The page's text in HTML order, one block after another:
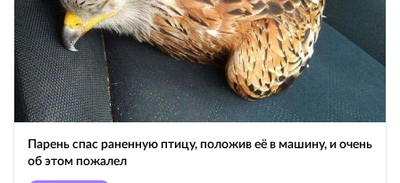
Парень спас раненную птицу, положив её в машину, и очень
об этом пожалел